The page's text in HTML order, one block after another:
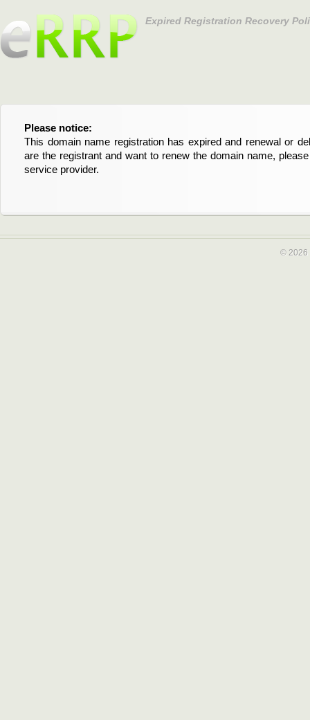
Expired Registration Recovery
Please notice:
This domain name registration has expired and renewal or
are the registrant and want to renew the domain name,
service provider.
Bitte beachten Sie:
Diese Domainregistrierung ist abgelaufen und die
Domain stehen an. Wenn Sie der Registrant sind und
verlängern möchten, kontaktieren Sie bitte Ihren Service-
© 2026